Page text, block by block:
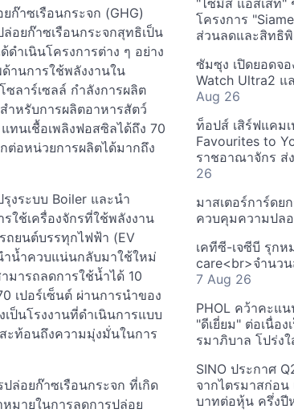
ก๊าซเรือนกระจก (GHG)
อยก๊าซเรือนกระจกสุทธิเป็น
ำเนินโครงการต่าง ๆ อย่าง
านการใช้พลังงานใน
ลาร์เซลล์ กำลังการผลิต
ำหรับการผลิตอาหารสัตว์
ทนเชื้อเพลิงฟอสซิลได้ถึง 70
ต่อหน่วยการผลิตได้มากถึง
งระบบ Boiler และนำ
ใช้เครื่องจักรที่ใช้พลังงาน
ถยนต์บรรทุกไฟฟ้า (EV
น้ำควบแน่นกลับมาใช้ใหม่
มารถลดการใช้น้ำได้ 10
เปอร์เซ็นต์ ผ่านการนำของ
ป็นโรงงานที่ดำเนินการแบบ
ะท้อนถึงความมุ่งมั่นในการ
ล่อยก๊าซเรือนกระจก ที่เกิด
หมายในการลดการปล่อย
"ไซมิส แอสเสท"
โครงการ
ส่วนลดและสิทธิ
ซัมซุง เปิดยอดจอ
Watch Ultra2 แ
Aug 26
ท็อปส์ เสิร์ฟแคม
Favourites to
ราชอาณาจักร ส่
26
มาสเตอร์การ์ดย
ควบคุมความปล
เคทีซี-เจซีบี รุก
care<br>จำนวน
7 Aug 26
PHOL คว้าคะแ
"ดีเยี่ยม" ต่อเนื่อ
รมาภิบาล โปร่ง
SINO ประกาศ
จากไตรมาสก่อน
บาทต่อหุ้น ครึ่งปี